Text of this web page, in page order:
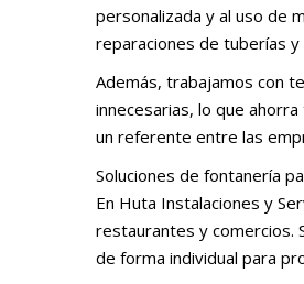
personalizada y al uso de
reparaciones de tuberías
Además, trabajamos con
innecesarias, lo que
un referente entre las
Soluciones de fontanería
En Huta Instalaciones y
restaurantes y comercios.
de forma individual para